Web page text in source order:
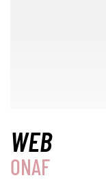
WEB
ONAF